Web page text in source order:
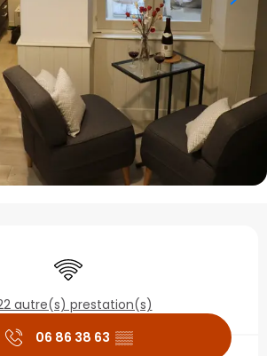
et
WiFi
autre(s) prestation(s)
06 86 38 63 ▒▒